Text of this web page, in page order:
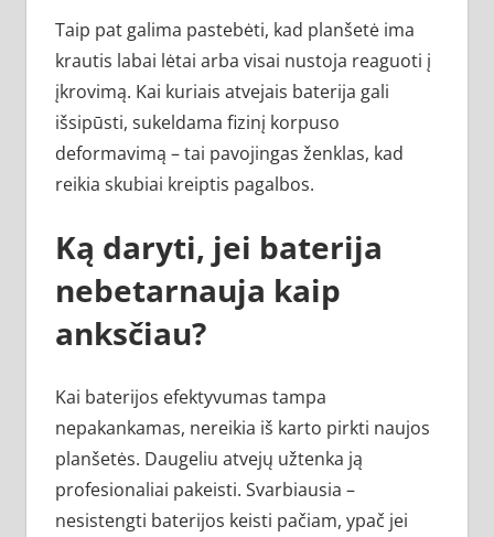
Taip pat galima pastebėti, kad planšetė ima
krautis labai lėtai arba visai nustoja reaguoti į
įkrovimą. Kai kuriais atvejais baterija gali
išsipūsti, sukeldama fizinį korpuso
deformavimą – tai pavojingas ženklas, kad
reikia skubiai kreiptis pagalbos.
Ką daryti, jei baterija
nebetarnauja kaip
anksčiau?
Kai baterijos efektyvumas tampa
nepakankamas, nereikia iš karto pirkti naujos
planšetės. Daugeliu atvejų užtenka ją
profesionaliai pakeisti. Svarbiausia –
nesistengti baterijos keisti pačiam, ypač jei